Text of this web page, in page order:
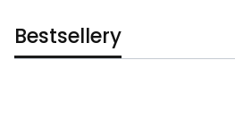
Bestsellery